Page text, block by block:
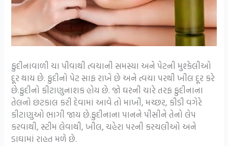
ફુદીનાવાળી ચા પીવાથી ત્વચાની સમસ્યા અને પેટની મુશ્કેલીઓ
દૂર થાય છે. ફુદીનો પેટ સાફ રાખે છે અને ત્વચા પરથી ખીલ દૂર કરે
છે.ફુદીનો કીટાણુનાશક હોય છે. જો ઘરની ચારે તરફ ફુદીનાના
તેલનો છંટકાલ કરી દેવામાં આવે તો માખી, મચ્છર, કીડી વગેરે
કીટાણુઓ ભાગી જાય છે.ફુદીનાના પાનને પીસીને તેનો લેપ
કરવાથી, સ્ટીમ લેવાથી, ખીલ, ચહેરા પરની કરચલીઓ અને
ડાઘામાં રાહત મળે છે.